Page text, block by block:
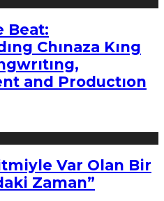
Beat:
Chınaza Kıng
and Productıon
Var Olan Bir
Zaman”